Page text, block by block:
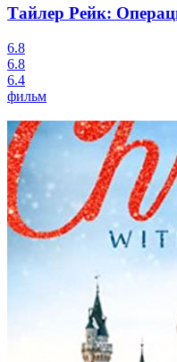
Тайлер Рейк:
6.8
6.8
6.4
фильм